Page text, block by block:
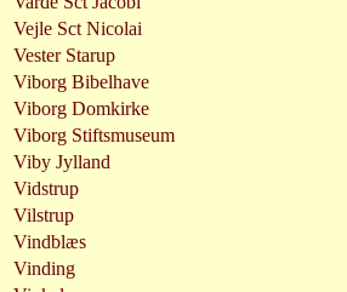
Vejle Sct Nicolai
Vester Starup
Viborg Bibelhave
Viborg Domkirke
Viborg Stiftsmuseum
Viby Jylland
Vidstrup
Vilstrup
Vindblæs
Vinding